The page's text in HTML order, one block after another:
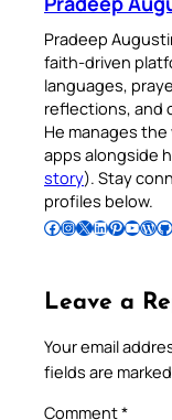
Pradeep
faith-driven
languages,
reflections, and
He manages
apps alongside
story). Stay
profiles below.
Follow Pradeep on Facebook Follow Pradeep on InstagramFollow Pradeep on X Follow Pradeep on LinkedIn Follow Pradeep on Pinterest Subscribe to Pradeep’s Youtube Channel Follow Pradeep on WordPress Follow Pradeep on GitHub
Leave a
Your email
fields are marked
Comment*